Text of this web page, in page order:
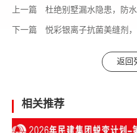
上一篇 杜绝别墅漏水隐患，防水
下一篇 悦彩银离子抗菌美缝剂
返回
相关推荐